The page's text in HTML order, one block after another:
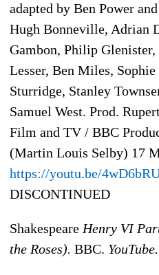
adapted by Ben Power
Hugh Bonneville, Adrian
Gambon, Philip
Lesser, Ben Miles, Sophie
Sturridge, Stanley
Samuel West. Prod.
Film and TV / BBC
(Martin Louis Selby) 17
https://youtu.be/
DISCONTINUED
Shakespeare Henry VI
the Roses). BBC.